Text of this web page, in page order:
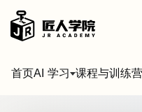
首页AI 学习 课程与训练